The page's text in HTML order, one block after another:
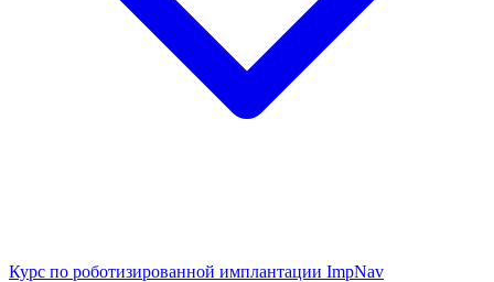
Курс по роботизированной имплантации ImpNav